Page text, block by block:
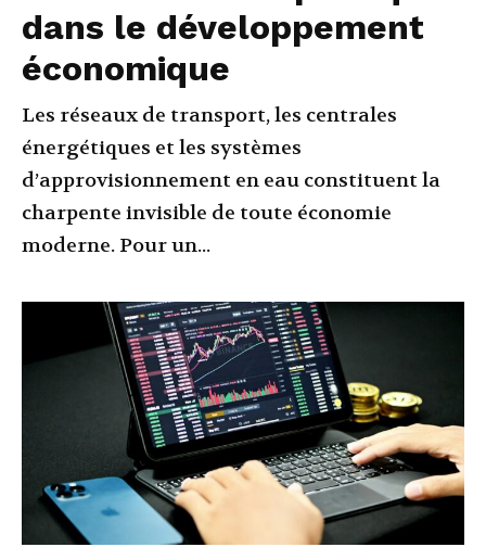
dans le développement
économique
Les réseaux de transport, les centrales
énergétiques et les systèmes
d’approvisionnement en eau constituent la
charpente invisible de toute économie
moderne. Pour un...